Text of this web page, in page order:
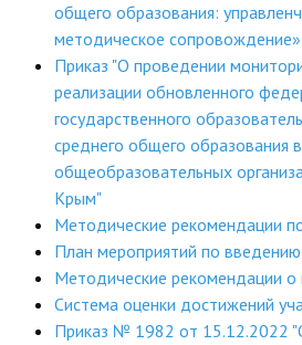
КОНТАКТЫ
общего образования:
методическое
Приказ "О проведении
реализации обновленного
государственного
среднего общего образования в
общеобразовательных
Крым"
Методические рекомендации
План мероприятий по
Методические рекомендации
Система оценки достижений
Приказ № 1982 от 15.12.2022